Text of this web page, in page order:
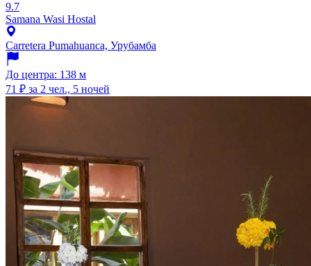
9.7
Samana Wasi Hostal
Carretera Pumahuanca, Урубамба
До центра: 138 м
71 ₽ за 2 чел., 5 ночей